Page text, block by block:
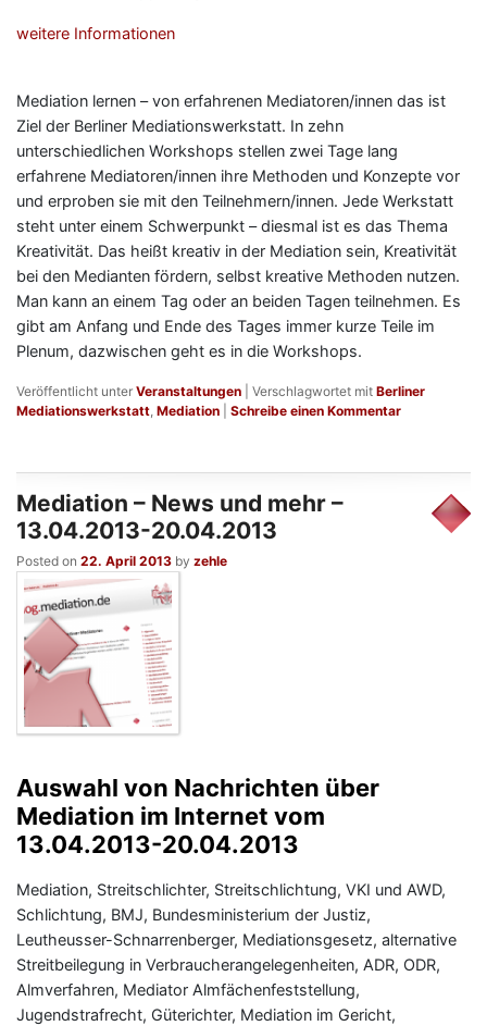
weitere Informationen
Mediation lernen – von erfahrenen Mediatoren/innen das ist
Ziel der Berliner Mediationswerkstatt. In zehn
unterschiedlichen Workshops stellen zwei Tage lang
erfahrene Mediatoren/innen ihre Methoden und Konzepte vor
und erproben sie mit den Teilnehmern/innen. Jede Werkstatt
steht unter einem Schwerpunkt – diesmal ist es das Thema
Kreativität. Das heißt kreativ in der Mediation sein, Kreativität
bei den Medianten fördern, selbst kreative Methoden nutzen.
Man kann an einem Tag oder an beiden Tagen teilnehmen. Es
gibt am Anfang und Ende des Tages immer kurze Teile im
Plenum, dazwischen geht es in die Workshops.
Veröffentlicht unter Veranstaltungen Verschlagwortet mit Berliner
Mediationswerkstatt Mediation Schreibe einen Kommentar
Mediation – News und mehr –
13.04.2013-20.04.2013
Posted on 22. April 2013 by zehle
Auswahl von Nachrichten über
Mediation im Internet vom
13.04.2013-20.04.2013
Mediation, Streitschlichter, Streitschlichtung, VKI und AWD,
Schlichtung, BMJ, Bundesministerium der Justiz,
Leutheusser-Schnarrenberger, Mediationsgesetz, alternative
Streitbeilegung in Verbraucherangelegenheiten, ADR, ODR,
Almverfahren, Mediator Almfächenfeststellung,
Jugendstrafrecht, Güterichter, Mediation im Gericht,